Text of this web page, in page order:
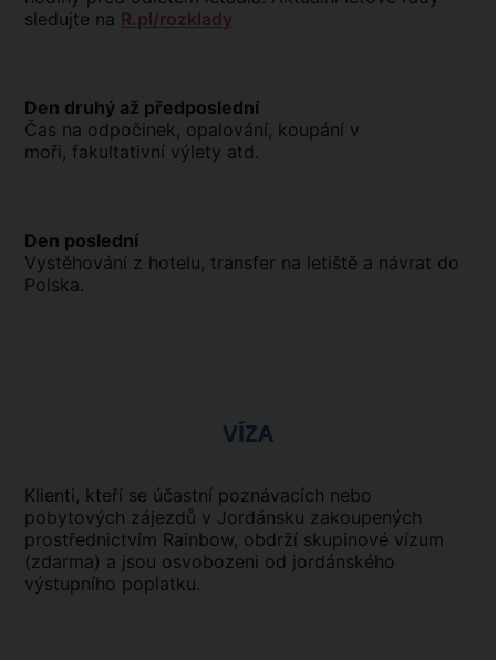
sledujte na R.pl/rozklady
Den druhý až předposlední
Čas na odpočinek, opalování, koupání v
moři, fakultativní výlety atd.
Den poslední
Vystěhování z hotelu, transfer na letiště a návrat do
Polska.
VÍZA
Klienti, kteří se účastní poznávacích nebo
pobytových zájezdů v Jordánsku zakoupených
prostřednictvím Rainbow, obdrží skupinové vízum
(zdarma) a jsou osvobozeni od jordánského
výstupního poplatku.